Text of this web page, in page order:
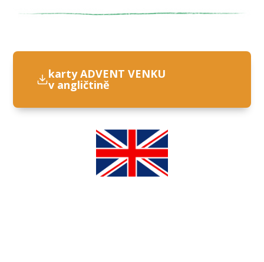
karty ADVENT VENKU
v angličtině